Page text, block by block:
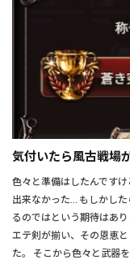
気付いたら風古戦場
色々と準備はしたんです
出来なかった… もしかし
るのではという期待はあ
エテ剣が揃い、その恩恵
た。 そこから色々と武器